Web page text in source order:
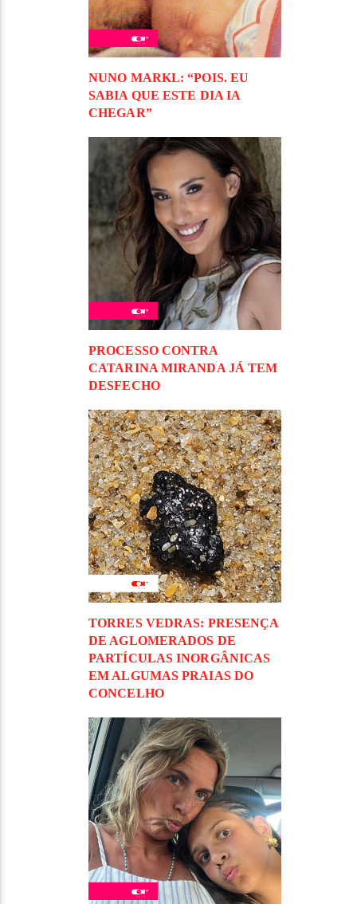
NUNO MARKL: “POIS. EU
SABIA QUE ESTE DIA IA
CHEGAR”
PROCESSO CONTRA
CATARINA MIRANDA JÁ TEM
DESFECHO
TORRES VEDRAS: PRESENÇA
DE AGLOMERADOS DE
PARTÍCULAS INORGÂNICAS
EM ALGUMAS PRAIAS DO
CONCELHO